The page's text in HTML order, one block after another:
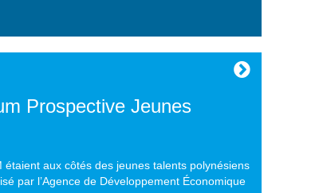
Prospective Jeunes
aux côtés des jeunes talents polynésiens
par l’Agence de Développement Économique